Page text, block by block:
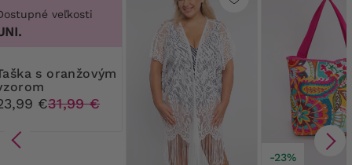
veľkosti
€31,99 €
-23%